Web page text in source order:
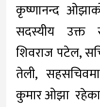
कृष्णानन्द
सदस्यीय उक्त
शिवराज पटेल,
तेली,
कुमार ओझा